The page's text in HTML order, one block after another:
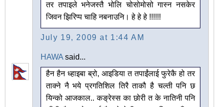
तर तपाइले भनेजस्तै भोलि चोसोमोसो गास्न नसकेर
जिवन झिरिप्प चाहि नबनाउनि। हे हे हे !!!!!!
July 19, 2009 at 1:44 AM
HAWA said...
हैन हैन ध्हाइबा ब्रो, आइडिया त तपाईंलाई फुरेकै हो तर
ताक्ने नै भये प्रगतिशिल तिरै ताकौ है चल्ती पनि छ
यिन्को आजकाल.. कङ्रेस्स का छोरी त के नातिनी पनि